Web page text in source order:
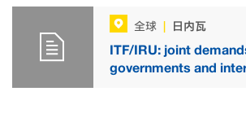
全球 日内瓦
ITF/IRU: joint
governments and